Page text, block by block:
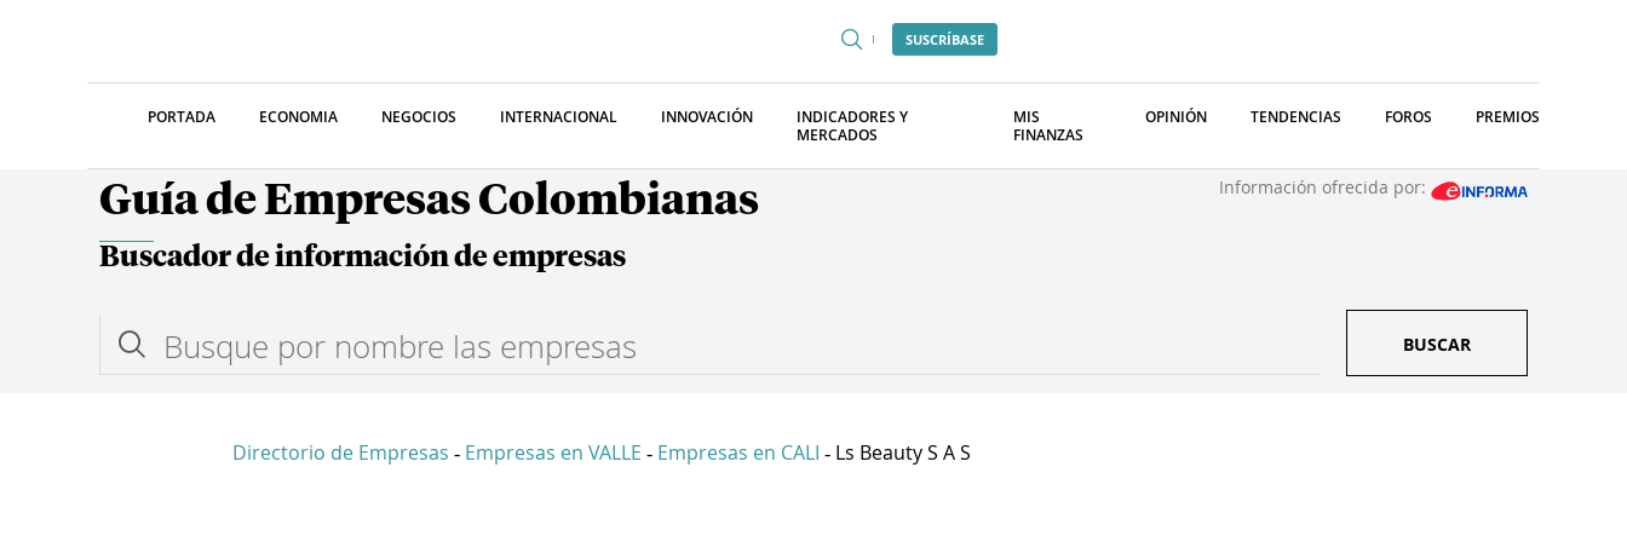
SUSCRÍBASE
PORTADA ECONOMIA NEGOCIOS INTERNACIONAL INNOVACIÓN
INDICADORES Y
MERCADOS
MIS
FINANZAS
OPINIÓN TENDENCIAS FOROS PREMIOS
Guía de Empresas Colombianas Información ofrecida por:
Buscador de información de empresas
BUSCAR
Directorio de Empresas - Empresas en VALLE - Empresas en CALI - Ls Beauty S A S